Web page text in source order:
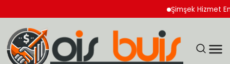
Şimşek Hizmet